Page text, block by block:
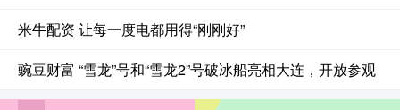
米牛配资 让每一度电都用得“刚刚好”
豌豆财富 “雪龙”号和“雪龙2”号破冰船亮相大连，开放参观